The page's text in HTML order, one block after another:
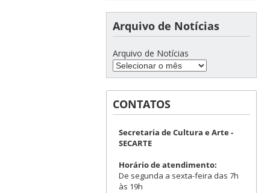
Arquivo de Notícias
Arquivo de Notícias
CONTATOS
Secretaria de Cultura e Arte -
SECARTE
Horário de atendimento:
De segunda a sexta-feira das 7h
às 19h